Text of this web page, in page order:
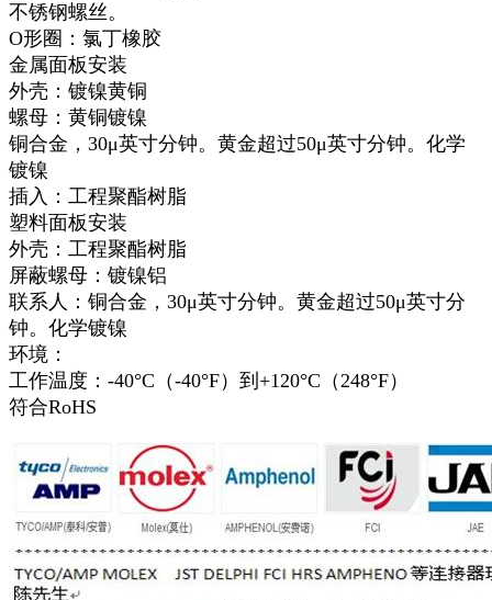
不锈钢螺丝。
O形圈：氯丁橡胶
金属面板安装
外壳：镀镍黄铜
螺母：黄铜镀镍
铜合金，30μ英寸分钟。黄金超过50μ英寸分钟。化学
镀镍
插入：工程聚酯树脂
塑料面板安装
外壳：工程聚酯树脂
屏蔽螺母：镀镍铝
联系人：铜合金，30μ英寸分钟。黄金超过50μ英寸分
钟。化学镀镍
环境：
工作温度：-40°C（-40°F）到+120°C（248°F）
符合RoHS